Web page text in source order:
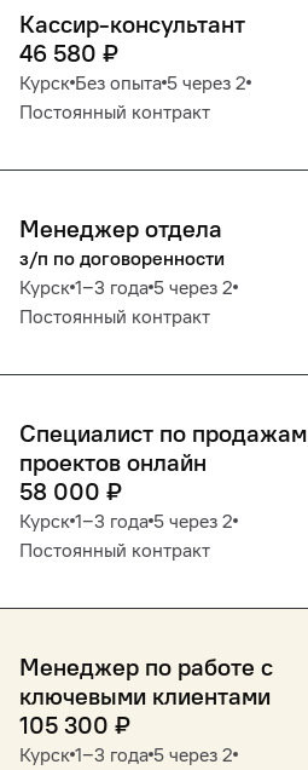
Кассир-консультант
46 580 ₽
Курск Без опыта 5 через 2
Постоянный контракт
Менеджер отдела
з/п по договоренности
Курск 1‒3 года 5 через 2
Постоянный контракт
Специалист по продажам
проектов онлайн
58 000 ₽
Курск 1‒3 года 5 через 2
Постоянный контракт
Менеджер по работе с
ключевыми клиентами
105 300 ₽
Курск 1‒3 года 5 через 2